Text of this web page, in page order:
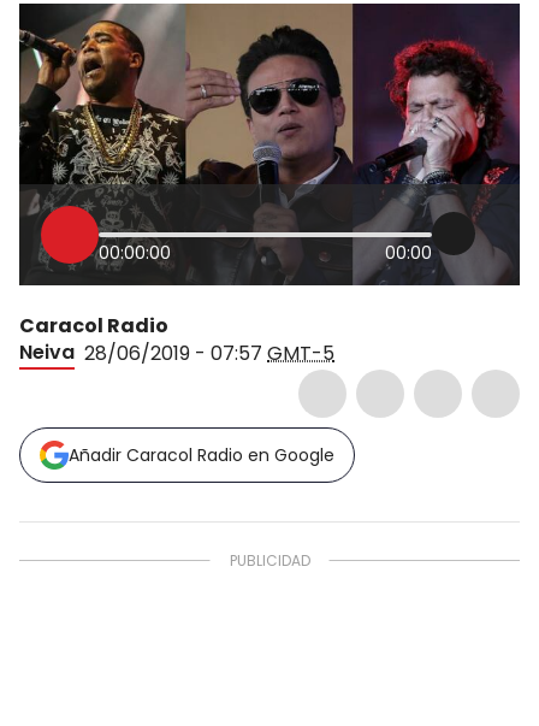
00:00:00 00:00
Caracol Radio
Neiva 28/06/2019 - 07:57 GMT-5
Añadir Caracol Radio en Google